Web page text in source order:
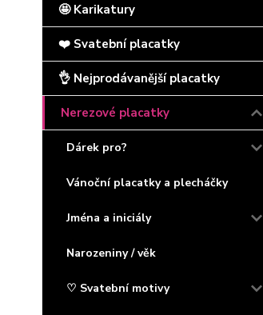
🤩 Karikatury
❤️ Svatební placatky
👌 Nejprodávanější placatky
Nerezové placatky
Dárek pro?
Vánoční placatky a plecháčky
Jména a iniciály
Narozeniny / věk
♡ Svatební motivy